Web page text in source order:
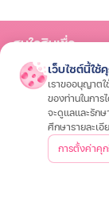
สนใจสินเชื่อ
สินเชื่อรถมอเตอร์ไซ
สนใจประกัน
ประกันรถมอเตอร์ไ
เกี่ยวกับเรา
วิสัยทัศน์และพันธกิจ
เว็บไซต์นี้ใช้
เราขออนุญาต
ของท่านในการ
จะดูแลและรัก
ศึกษารายละเ
การตั้งค่าคุ